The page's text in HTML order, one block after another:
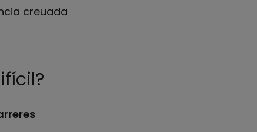
creuada